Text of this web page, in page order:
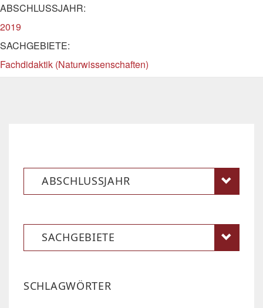
ABSCHLUSSJAHR:
2019
SACHGEBIETE:
Fachdidaktik (Naturwissenschaften)
ABSCHLUSSJAHR
SACHGEBIETE
SCHLAGWÖRTER